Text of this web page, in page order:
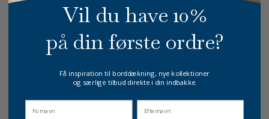
PRODUKTINFORMATION
Vil du have 10%
på din første ordre?
Få inspiration til borddækning, nye kollektioner
og særlige tilbud direkte i din indbakke.